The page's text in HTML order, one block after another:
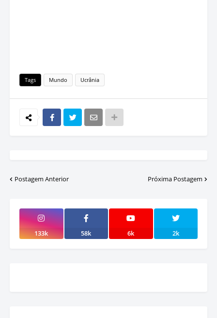
Tags Mundo Ucrânia
Postagem Anterior Próxima Postagem
133k 58k 6k 2k